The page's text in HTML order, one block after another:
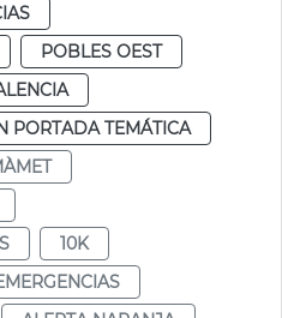
POBLES OEST
PORTADA TEMÁTICA
10K